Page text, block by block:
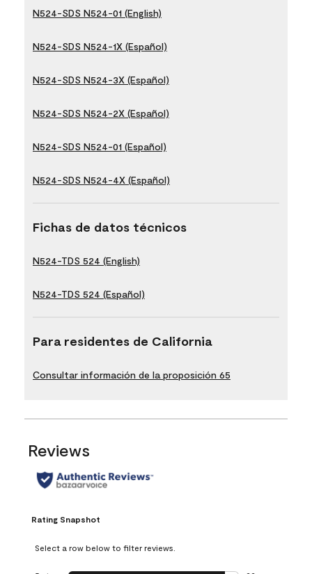
N524-SDS N524-01 (English)
N524-SDS N524-1X (Español)
N524-SDS N524-3X (Español)
N524-SDS N524-2X (Español)
N524-SDS N524-01 (Español)
N524-SDS N524-4X (Español)
Fichas de datos técnicos
N524-TDS 524 (English)
N524-TDS 524 (Español)
Para residentes de California
Consultar información de la proposición 65
Reviews
Rating Snapshot
Select a row below to filter reviews.